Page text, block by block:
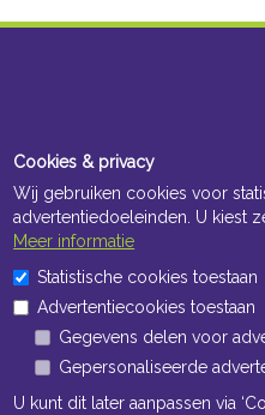
Cookies & privacy
Wij gebruiken cookies voor
advertentiedoeleinden. U kiest
Meer informatie
Statistische cookies toestaan
Advertentiecookies toestaan
Gegevens delen voor
Gepersonaliseerde
U kunt dit later aanpassen via